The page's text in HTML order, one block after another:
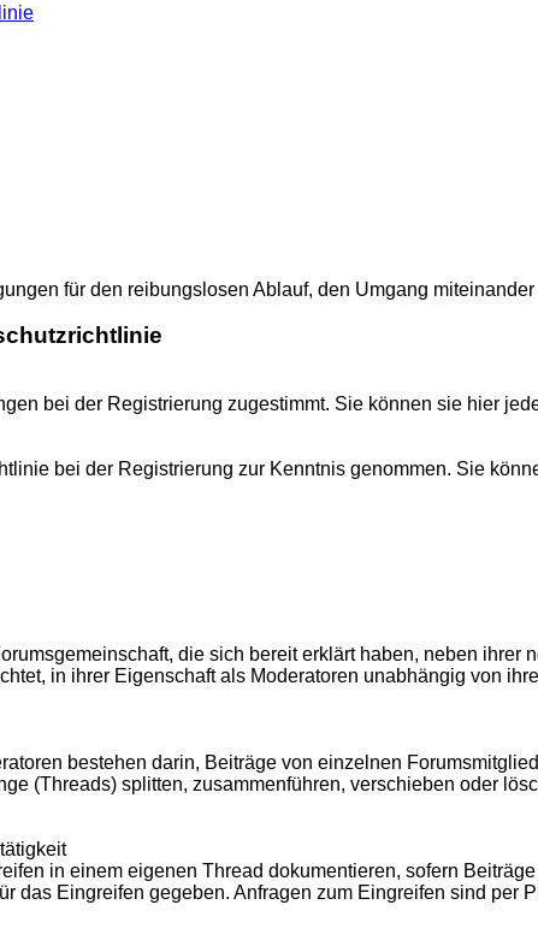
für den reibungslosen Ablauf, den Umgang
bei der Registrierung zugestimmt. Sie können sie hier
bei der Registrierung zur Kenntnis genommen. Sie
die sich bereit erklärt haben, neben
in ihrer Eigenschaft als Moderatoren unabhängig von
bestehen darin, Beiträge von einzelnen
(Threads) splitten, zusammenführen, verschieben oder
in einem eigenen Thread dokumentieren, sofern
das Eingreifen gegeben. Anfragen zum Eingreifen sind per